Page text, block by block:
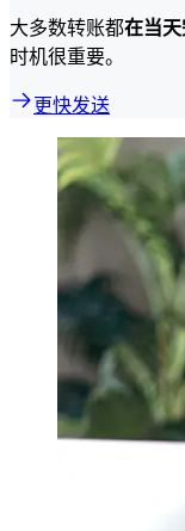
大多数转账都在当
时机很重要。
更快发送